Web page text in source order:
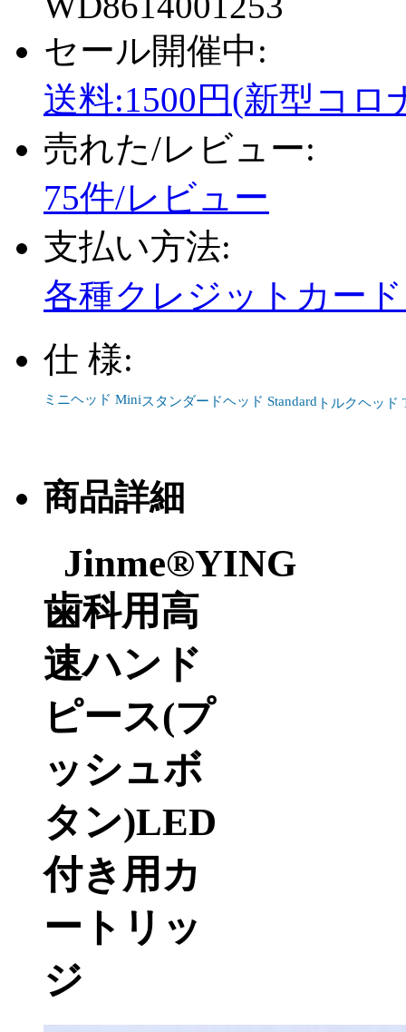
セール開催中:
送料:1500円(新型コロ
売れた/レビュー:
75件/レビュー
支払い方法:
各種クレジットカー
仕 様:
ミニヘッド Miniスタンダードヘッド Standard トルクヘッド
商品詳細
Jinme®YING
歯科用高
速ハンド
ピース(プ
ッシュボ
タン)LED
付き用カ
ートリッ
ジ